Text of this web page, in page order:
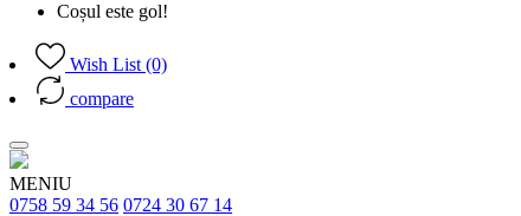
Coșul este gol!
Wish List (0)
compare
MENIU
0758 59 34 56 0724 30 67 14